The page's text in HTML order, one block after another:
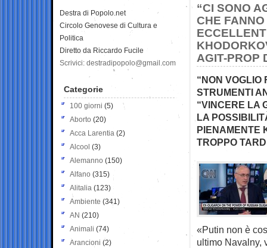
“CI SONO
CHE
AGIT-PROP
“NON VOGLIO
STRUMENTI
“VINCERE LA
LA
PIENAMENTE
TROPPO
«Putin non è
ultimo Navalny,
Destra di Popolo.net
Circolo Genovese di Cultura e
Politica
Diretto da Riccardo Fucile
Scrivici: destradipopolo@gmail.com
Categorie
100 giorni (5)
Aborto (20)
Acca Larentia (2)
Alcool (3)
Alemanno (150)
Alfano (315)
Alitalia (123)
Ambiente (341)
AN (210)
Animali (74)
Arancioni (2)